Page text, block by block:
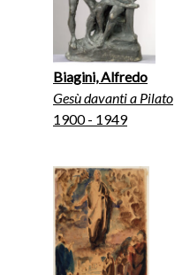
Biagini, Alfredo
Gesù davanti a Pilato
1900 - 1949